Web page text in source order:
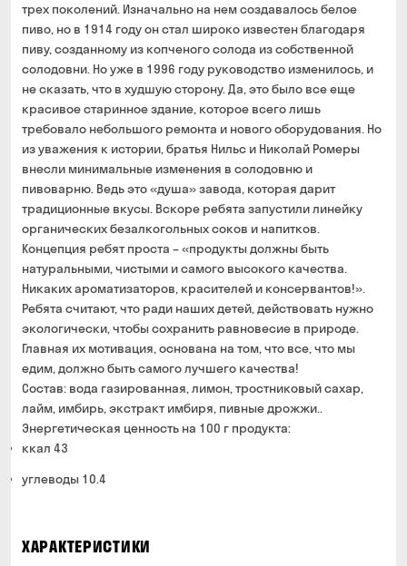
трех поколений. Изначально на нем создавалось белое
пиво, но в 1914 году он стал широко известен благодаря
пиву, созданному из копченого солода из собственной
солодовни. Но уже в 1996 году руководство изменилось, и
не сказать, что в худшую сторону. Да, это было все еще
красивое старинное здание, которое всего лишь
требовало небольшого ремонта и нового оборудования. Но
из уважения к истории, братья Нильс и Николай Ромеры
внесли минимальные изменения в солодовню и
пивоварню. Ведь это «душа» завода, которая дарит
традиционные вкусы. Вскоре ребята запустили линейку
органических безалкогольных соков и напитков.
Концепция ребят проста – «продукты должны быть
натуральными, чистыми и самого высокого качества.
Никаких ароматизаторов, красителей и консервантов!».
Ребята считают, что ради наших детей, действовать нужно
экологически, чтобы сохранить равновесие в природе.
Главная их мотивация, основана на том, что все, что мы
едим, должно быть самого лучшего качества!
Состав: вода газированная, лимон, тростниковый сахар,
лайм, имбирь, экстракт имбиря, пивные дрожжи..
Энергетическая ценность на 100 г продукта:
ккал 43
углеводы 10.4
ХАРАКТЕРИСТИКИ